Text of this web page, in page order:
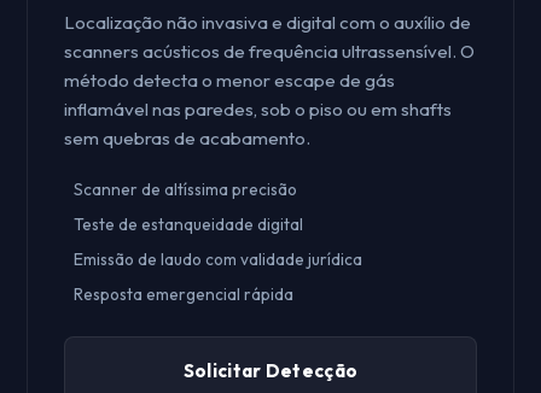
Localização não invasiva e digital com o auxílio de
scanners acústicos de frequência ultrassensível. O
método detecta o menor escape de gás
inflamável nas paredes, sob o piso ou em shafts
sem quebras de acabamento.
Scanner de altíssima precisão
Teste de estanqueidade digital
Emissão de laudo com validade jurídica
Resposta emergencial rápida
Solicitar Detecção